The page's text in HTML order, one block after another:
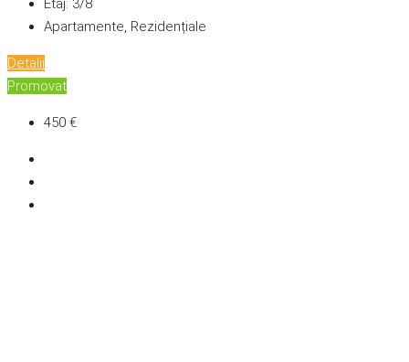
Etaj: 3/8
Apartamente, Rezidențiale
Detalii
Promovat
450 €